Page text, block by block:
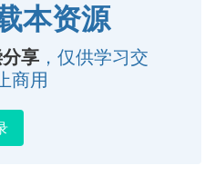
本资源
享 ，仅供学习交
商用